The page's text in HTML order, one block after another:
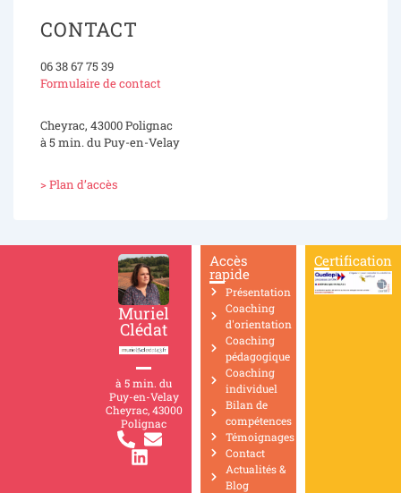
CONTACT
06 38 67 75 39
Formulaire de contact
Cheyrac, 43000 Polignac
à 5 min. du Puy-en-Velay
> Plan d’accès
Muriel
Clédat
à 5 min. du
Puy-en-Velay
Cheyrac, 43000
Polignac
Accès
rapide
Présentation
Coaching
d'orientation
Coaching
pédagogique
Coaching
individuel
Bilan de
compétences
Témoignages
Contact
Actualités &
Blog
Certification